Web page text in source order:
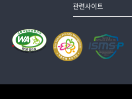
관련사이트